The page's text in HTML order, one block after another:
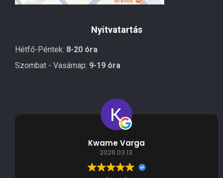
Nyitvatartás
Hétfő-Péntek: 8-20 óra
Szombat - Vasárnap: 9-19 óra
Kwame Varga
2026.03.13.